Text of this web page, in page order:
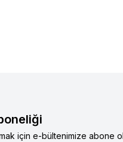
için e-bültenimize abone